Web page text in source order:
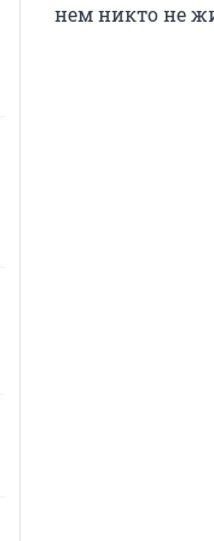
нем никто не